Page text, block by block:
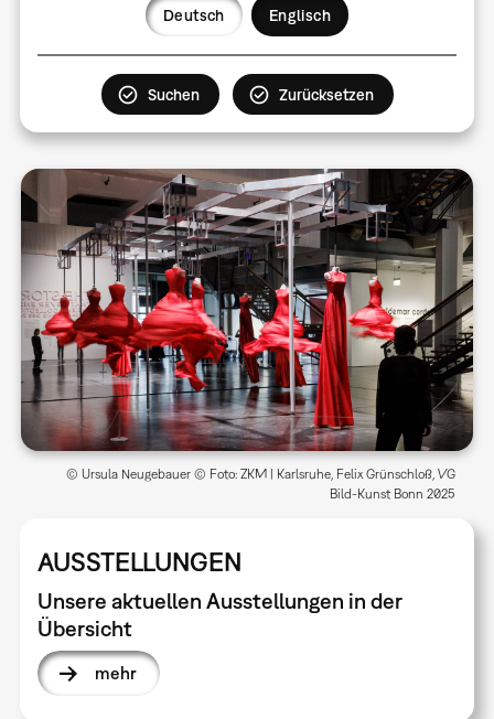
Deutsch Englisch
AUSSTELLUNGEN
Unsere aktuellen Ausstellungen in der
Übersicht
mehr
© Ursula Neugebauer © Foto: ZKM | Karlsruhe, Felix Grünschloß, VG
Bild-Kunst Bonn 2025